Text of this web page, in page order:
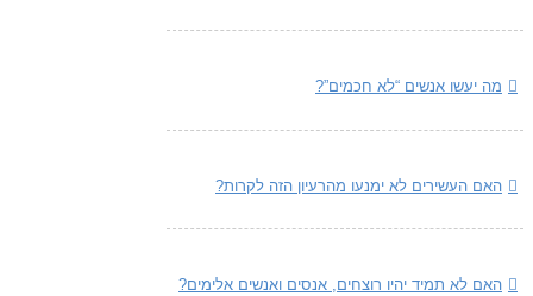
מה יעשו אנשים “לא חכמים”?
האם העשירים לא ימנעו מהרעיון הזה לקרות?
האם לא תמיד יהיו רוצחים, אנסים ואנשים אלימים?